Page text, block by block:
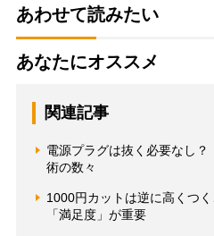
あわせて読みたい
あなたにオススメ
関連記事
電源プラグは抜く必要なし
術の数々
1000円カットは逆に高くつ
「満足度」が重要